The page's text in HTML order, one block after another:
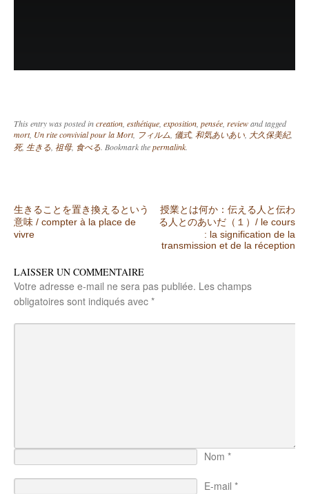
This entry was posted increation esthétique exposition pensée reviewand tagged
mort, Un rite convivial pour la Mort, フィルム 儀式, 和気あいあい 大久保美紀,
死, 生きる 祖母, 食べる . Bookmark thepermalink
Post navigation
生きることを置き換えるという
意味 / compter à la place de
vivre
授業とは何か：伝える人と伝わ
る人とのあいだ（１）/ le cours
: la signification de la
transmission et de la réception
LAISSER UN COMMENTAIRE
Votre adresse e-mail ne sera pas publiée. Les champs
obligatoires sont indiqués avec *
Nom *
E-mail *